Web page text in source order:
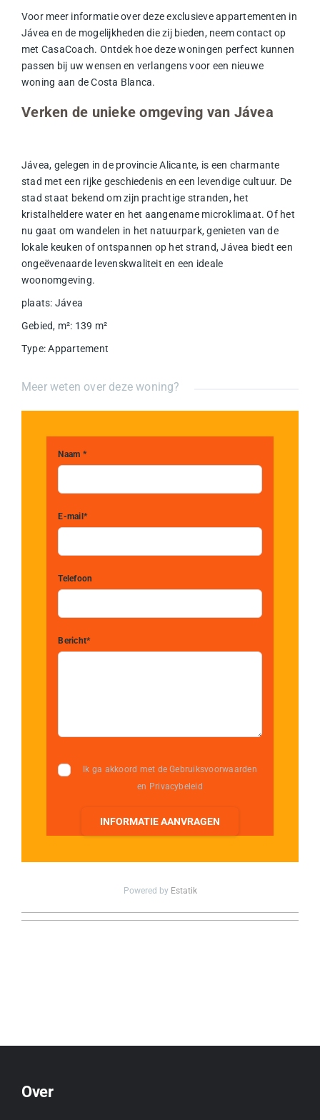
Voor meer informatie over deze exclusieve appartementen in
Jávea en de mogelijkheden die zij bieden, neem contact op
met CasaCoach. Ontdek hoe deze woningen perfect kunnen
passen bij uw wensen en verlangens voor een nieuwe
woning aan de Costa Blanca.
Verken de unieke omgeving van Jávea
Jávea, gelegen in de provincie Alicante, is een charmante
stad met een rijke geschiedenis en een levendige cultuur. De
stad staat bekend om zijn prachtige stranden, het
kristalheldere water en het aangename microklimaat. Of het
nu gaat om wandelen in het natuurpark, genieten van de
lokale keuken of ontspannen op het strand, Jávea biedt een
ongeëvenaarde levenskwaliteit en een ideale
woonomgeving.
plaats: Jávea
Gebied, m²: 139 m²
Type: Appartement
Meer weten over deze woning?
Naam *
E-mail*
Telefoon
Bericht*
Ik ga akkoord met de Gebruiksvoorwaarden
en Privacybeleid
INFORMATIE AANVRAGEN
Powered by Estatik
Over